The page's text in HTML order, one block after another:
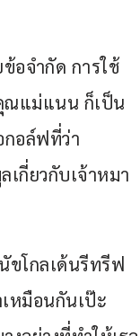
อจำกัด การใช้
ณแม่แนน ก็เป็น
อล์ฟที่ว่า
กี่ยวกับเจ้าหมา
ขโกลเด้นรีทรีฟ
หมือนกันเป๊ะ